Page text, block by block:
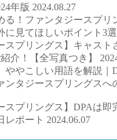
年版 2024.08.27
る！ファンタジースプリ
に見てほしいポイント3選
スプリングス】キャスト
介！【全写真つき】
ややこしい用語を解説｜
ンタジースプリングスへ
スプリングス】DPAは即
レポート 2024.06.07